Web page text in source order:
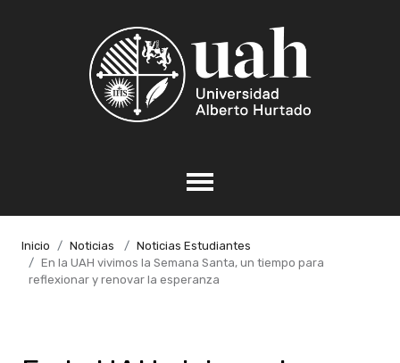
Inicio Noticias
Noticias Estudiantes
En la UAH vivimos la Semana Santa, un tiempo para
reflexionar y renovar la esperanza